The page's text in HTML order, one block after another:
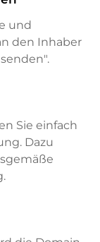
und
den Inhaber
Sie einfach
Dazu